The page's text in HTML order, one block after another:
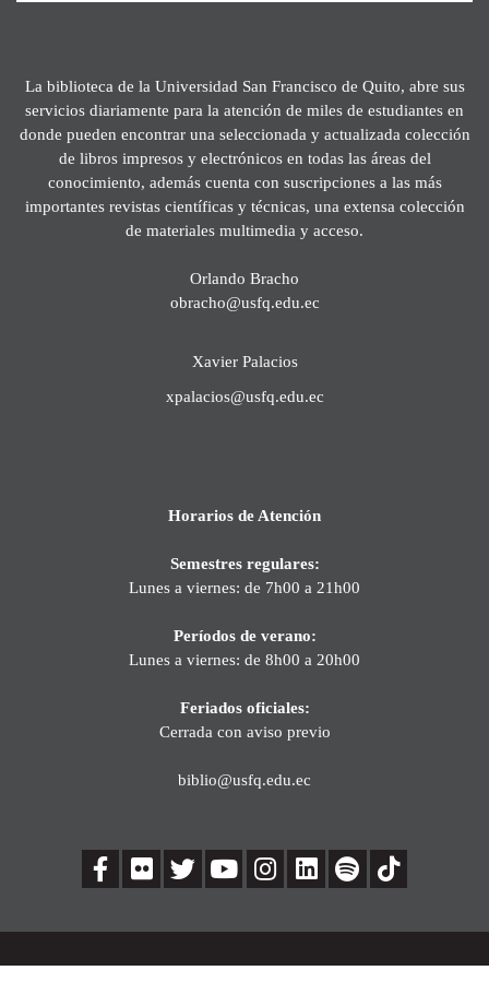
La biblioteca de la Universidad San Francisco de Quito, abre sus
servicios diariamente para la atención de miles de estudiantes en
donde pueden encontrar una seleccionada y actualizada colección
de libros impresos y electrónicos en todas las áreas del
conocimiento, además cuenta con suscripciones a las más
importantes revistas científicas y técnicas, una extensa colección
de materiales multimedia y acceso.
Orlando Bracho
obracho@usfq.edu.ec
Xavier Palacios
xpalacios@usfq.edu.ec
Horarios de Atención
Semestres regulares:
Lunes a viernes: de 7h00 a 21h00
Períodos de verano:
Lunes a viernes: de 8h00 a 20h00
Feriados oficiales:
Cerrada con aviso previo
biblio@usfq.edu.ec